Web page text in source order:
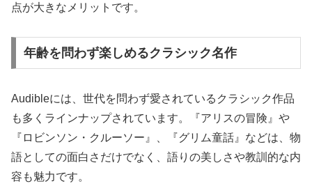
点が大きなメリットです。
年齢を問わず楽しめるクラシック名作
Audibleには、世代を問わず愛されているクラシック作品
も多くラインナップされています。『アリスの冒険』や
『ロビンソン・クルーソー』、『グリム童話』などは、物
語としての面白さだけでなく、語りの美しさや教訓的な内
容も魅力です。